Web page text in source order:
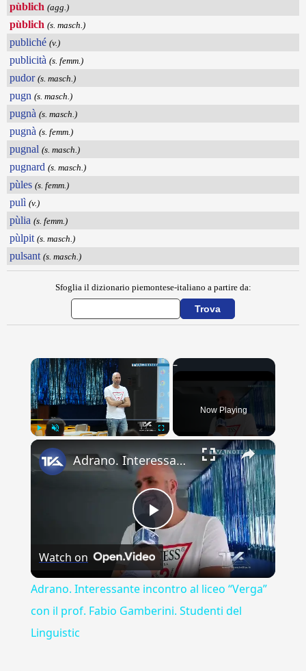
pùblich (agg.)
pùblich (s. masch.)
publiché (v.)
publicità (s. femm.)
pudor (s. masch.)
pugn (s. masch.)
pugnà (s. masch.)
pugnà (s. femm.)
pugnal (s. masch.)
pugnard (s. masch.)
pùles (s. femm.)
pulì (v.)
pùlia (s. femm.)
pùlpit (s. masch.)
pulsant (s. masch.)
Sfoglia il dizionario piemontese-italiano a partire da:
×
Now Playing
×
Play
Video
Adrano. Interessante incontro al liceo “Verga” con il prof. Fabio Gamberini. Studenti del Linguistic
Watch on
Adrano. Interessante incontro al liceo “Verga”
con il prof. Fabio Gamberini. Studenti del
Linguistic